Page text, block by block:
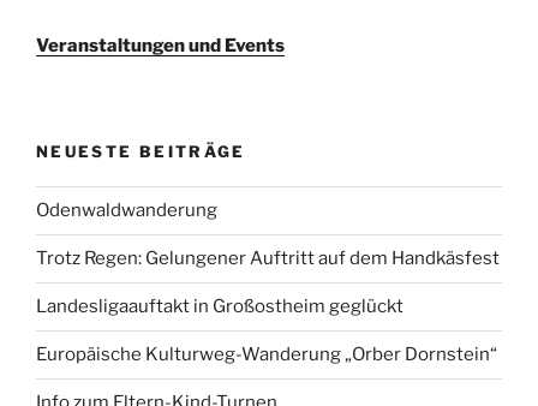
Veranstaltungen und Events
NEUESTE BEITRÄGE
Odenwaldwanderung
Trotz Regen: Gelungener Auftritt auf dem Handkäsfest
Landesligaauftakt in Großostheim geglückt
Europäische Kulturweg-Wanderung „Orber Dornstein“